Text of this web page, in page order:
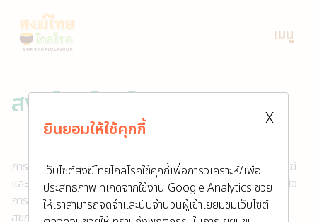
เมนู
สงฆ์ไทยไกลโรค Channel
การปรับเปลี่ยนพฤติกรรมเพื่อนำไปสู่การมีสุขภาวะที่ดีของพระสงฆ์
และฆราวาสใน “สงฆ์ไทยไกลโรค Channel” ซึ่งนำเสนอชุดวิดีโอสื่อ
การเรียนรู้สุขภาพทั้งรูปแบบคลิปสั้นและรูปแบบเนื้อหารายการ
สุขภาพ ที่สร้างสรรค์จาก องค์ความรู้ และการวิจัยพัฒนาของ
ยินยอมให้ใช้คุกกี้ X
เว็บไซต์สงฆ์ไทยไกลโรคใช้คุกกี้เพื่อการวิเคราะห์/เพื่อ
ประสิทธิภาพ ที่เกิดจากใช้งาน Google Analytics ช่วย
ให้เราสามารถจดจำและนับจำนวนผู้เข้าเยี่ยมชมเว็บไซต์